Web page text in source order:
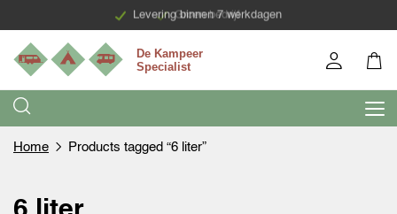
Groen bedrijf
Levering binnen 7 werkdagen
Home Products tagged “6 liter”